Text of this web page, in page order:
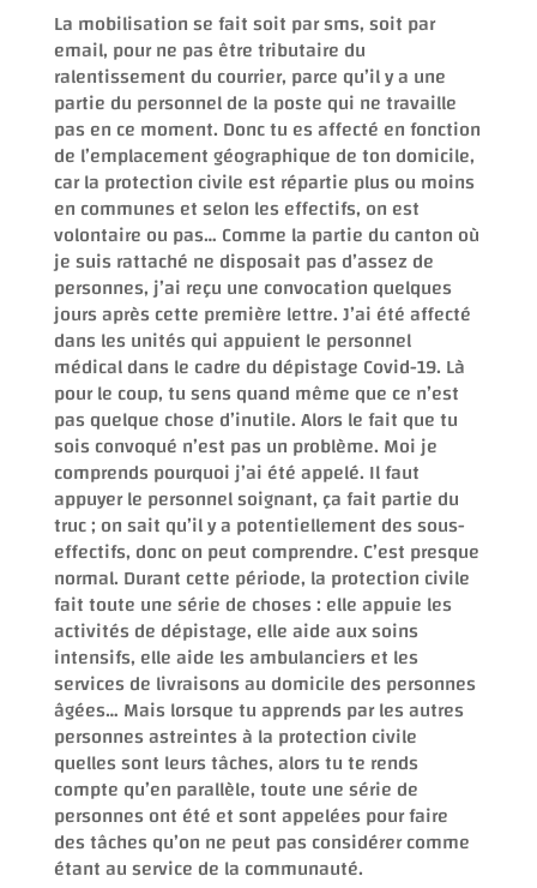
La mobilisation se fait soit par sms, soit par
email, pour ne pas être tributaire du
ralentissement du courrier, parce qu’il y a une
partie du personnel de la poste qui ne travaille
pas en ce moment. Donc tu es affecté en fonction
de l’emplacement géographique de ton domicile,
car la protection civile est répartie plus ou moins
en communes et selon les effectifs, on est
volontaire ou pas… Comme la partie du canton où
je suis rattaché ne disposait pas d’assez de
personnes, j’ai reçu une convocation quelques
jours après cette première lettre. J’ai été affecté
dans les unités qui appuient le personnel
médical dans le cadre du dépistage Covid-19. Là
pour le coup, tu sens quand même que ce n’est
pas quelque chose d’inutile. Alors le fait que tu
sois convoqué n’est pas un problème. Moi je
comprends pourquoi j’ai été appelé. Il faut
appuyer le personnel soignant, ça fait partie du
truc ; on sait qu’il y a potentiellement des sous-
effectifs, donc on peut comprendre. C’est presque
normal. Durant cette période, la protection civile
fait toute une série de choses : elle appuie les
activités de dépistage, elle aide aux soins
intensifs, elle aide les ambulanciers et les
services de livraisons au domicile des personnes
âgées… Mais lorsque tu apprends par les autres
personnes astreintes à la protection civile
quelles sont leurs tâches, alors tu te rends
compte qu’en parallèle, toute une série de
personnes ont été et sont appelées pour faire
des tâches qu’on ne peut pas considérer comme
étant au service de la communauté.